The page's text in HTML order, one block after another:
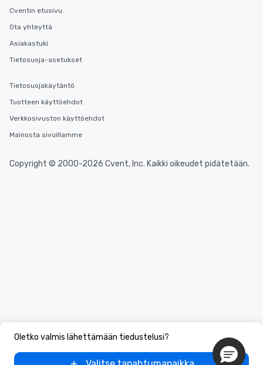
Oletko valmis lähettämään tiedustelusi?
Cventin etusivu
Ota yhteyttä
Asiakastuki
Tietosuoja-asetukset
Tietosuojakäytäntö
Tuotteen käyttöehdot
Verkkosivuston käyttöehdot
Mainosta sivuillamme
Copyright © 2000-2026 Cvent, Inc. Kaikki oikeudet pidätetään.